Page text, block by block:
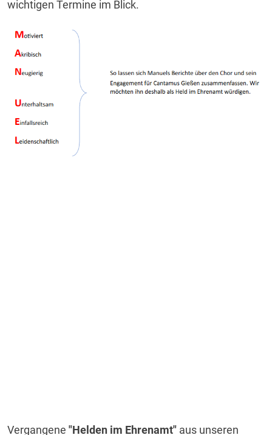
wichtigen Termine im Blick.
Vergangene "Helden im Ehrenamt" aus unseren